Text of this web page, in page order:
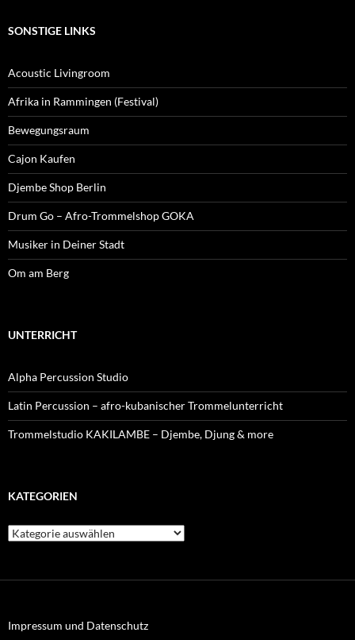
SONSTIGE LINKS
Acoustic Livingroom
Afrika in Rammingen (Festival)
Bewegungsraum
Cajon Kaufen
Djembe Shop Berlin
Drum Go – Afro-Trommelshop GOKA
Musiker in Deiner Stadt
Om am Berg
UNTERRICHT
Alpha Percussion Studio
Latin Percussion – afro-kubanischer Trommelunterricht
Trommelstudio KAKILAMBE – Djembe, Djung & more
KATEGORIEN
Kategorien
Impressum und Datenschutz